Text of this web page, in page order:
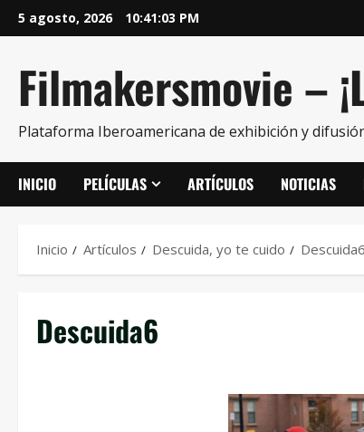
5 agosto, 2026 10:41:03 PM
Filmakersmovie –
Plataforma Iberoamericana de exhibición y
INICIO PELÍCULAS ARTÍCULOS NOTICIAS
Inicio Artículos Descuida, yo te cuido Descuida6
Descuida6